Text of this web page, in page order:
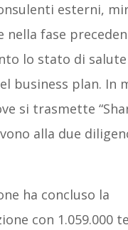
esterni,
nella fase
lo stato di salute
business plan. In
si trasmette
alla due
ha concluso la
con 1.059.000